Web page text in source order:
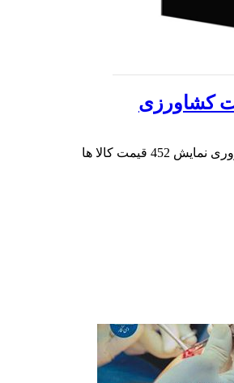
کشاورزی
نمایش 452 قیمت کالا ها